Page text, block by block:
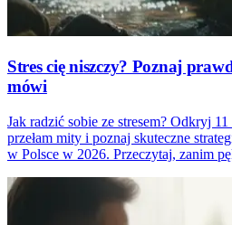
Stres cię niszczy? Poznaj
mówi
Jak radzić sobie ze stresem? Odkryj
przełam mity i poznaj skuteczne
w Polsce w 2026. Przeczytaj, zanim